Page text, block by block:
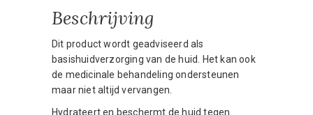
Beschrijving
Dit product wordt geadviseerd als
basishuidverzorging van de huid. Het kan ook
de medicinale behandeling ondersteunen
maar niet altijd vervangen.
Hydrateert en beschermt de huid tegen